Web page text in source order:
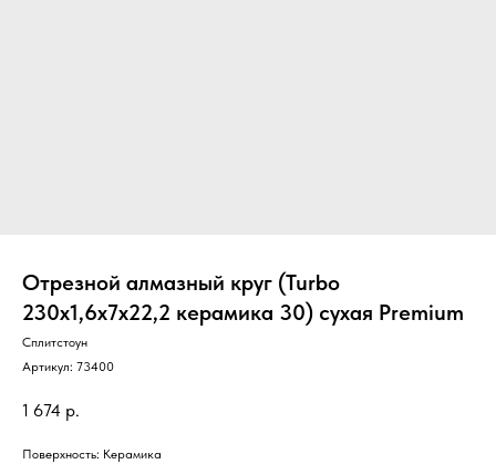
Отрезной алмазный круг (Turbo
230x1,6x7x22,2 керамика 30) сухая Premium
Сплитстоун
Артикул: 73400
1 674 р.
Поверхность: Керамика